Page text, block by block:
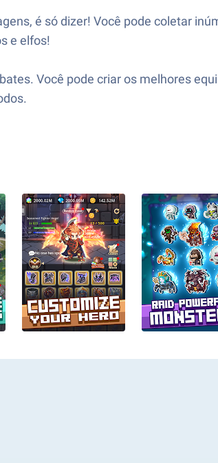
é só dizer! Você pode coletar
e elfos!
Você pode criar os melhores